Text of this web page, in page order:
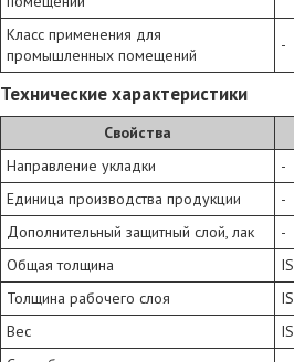
Класс применения для
промышленных помещений
-
Технические характеристики
Свойства
Направление укладки
-
Единица производства продукции
-
Дополнительный защитный слой, лак
-
Общая толщина
Толщина рабочего слоя
Вес